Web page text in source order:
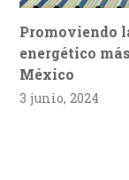
Promoviendo
energético
México
3 junio, 2024